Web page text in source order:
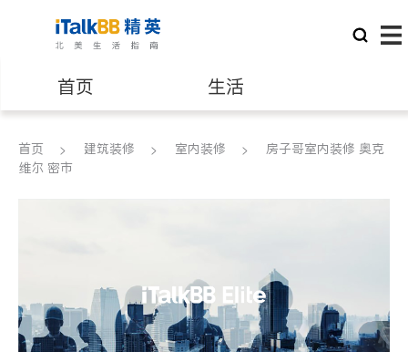
首页 生活
医生 律师
建筑装修
首页 建筑装修 室内装修
房子哥室内装修 奥克
维尔 密市